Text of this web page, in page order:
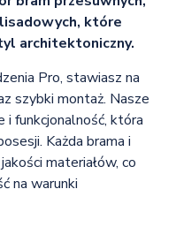
które
architektoniczny.
Pro, stawiasz na
szybki montaż. Nasze
funkcjonalność, która
Każda brama i
materiałów, co
na warunki